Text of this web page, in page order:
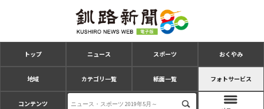
トップ ニュース スポーツ おくやみ
地域 カテゴリ一覧 紙面一覧 フォトサービス
コンテンツ